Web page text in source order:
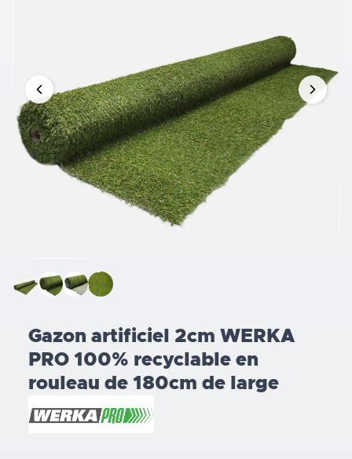
Gazon artificiel 2cm WERKA
PRO 100% recyclable en
rouleau de 180cm de large